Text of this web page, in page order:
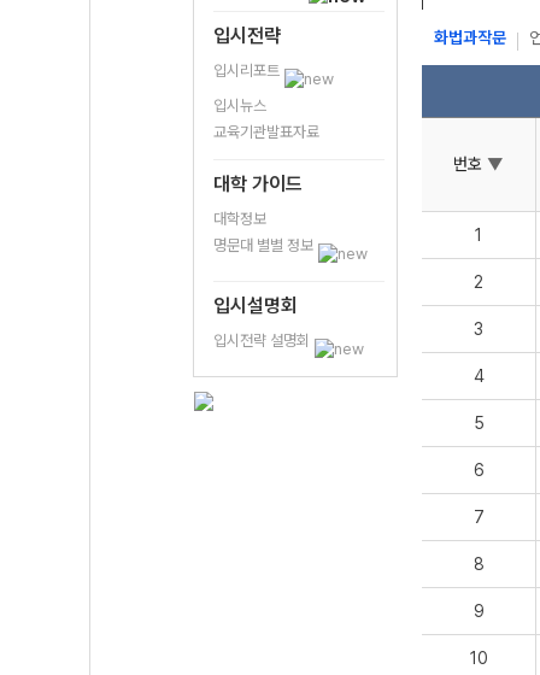
입시전략
입시리포트
입시뉴스
교육기관발표자료
대학 가이드
대학정보
명문대 별별 정보
입시설명회
입시전략 설명회
화법과작문
번호 ▼
1
2
3
4
5
6
7
8
9
10